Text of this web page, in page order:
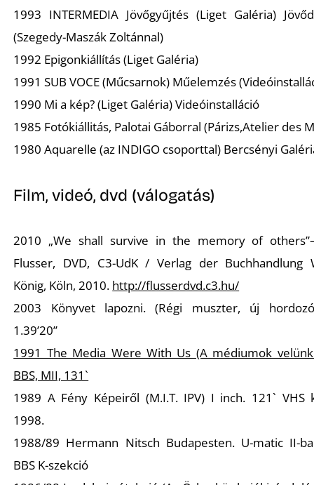
1993 INTERMEDIA Jövőgyűjtés (Liget Galéria)
(Szegedy-Maszák Zoltánnal)
1992 Epigonkiállítás (Liget Galéria)
1991 SUB VOCE (Műcsarnok) Műelemzés
1990 Mi a kép? (Liget Galéria) Videóinstalláció
1985 Fotókiállitás, Palotai Gáborral (Párizs,Atelier des
1980 Aquarelle (az INDIGO csoporttal) Bercsényi
Film, videó, dvd (válogatás)
2010 „We shall survive in the memory of
Flusser, DVD, C3-UdK / Verlag der Buchhandlung
König, Köln, 2010. http://flusserdvd.c3.hu/
2003 Könyvet lapozni. (Régi muszter, új
1.39’20’’
1991 The Media Were With Us (A médiumok
BBS, MII, 131`
1989 A Fény Képeiről (M.I.T. IPV) I inch. 121` VHS
1998.
1988/89 Hermann Nitsch Budapesten. U-matic II-
BBS K-szekció